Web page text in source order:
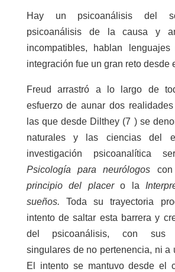
Hay un psicoanálisis del
psicoanálisis de la causa y
incompatibles, hablan
integración fue un gran reto desde
Freud arrastró a lo largo de
esfuerzo de aunar dos realidades
las que desde Dilthey (7 ) se
naturales y las ciencias del
investigación psicoanalítica
Psicología para neurólogos con
principio del placero la
sueños. Toda su trayectoria
intento de saltar esta barrera y
del psicoanálisis, con sus
singulares de no pertenencia, ni a
El intento se mantuvo desde el